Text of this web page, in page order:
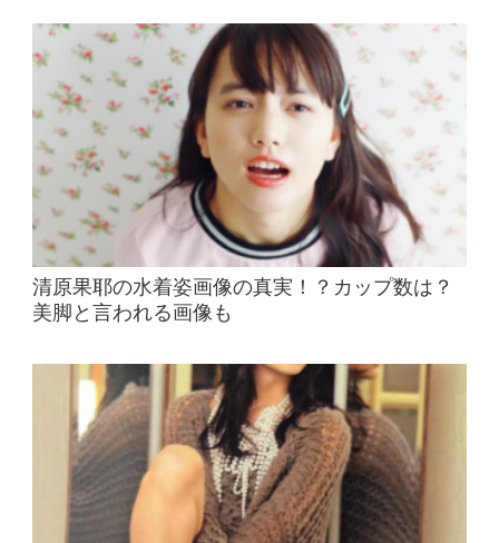
清原果耶の水着姿画像の真実！？カップ数は？
美脚と言われる画像も